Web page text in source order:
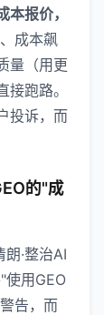
报价，
成本飙
量（用更
跑路。
投诉，而
的"成
·整治AI
使用GEO
告，而